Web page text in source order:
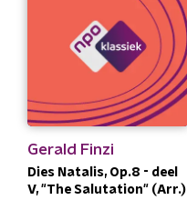
Gerald Finzi
Dies Natalis, Op.8 - deel
V, "The Salutation" (Arr.)